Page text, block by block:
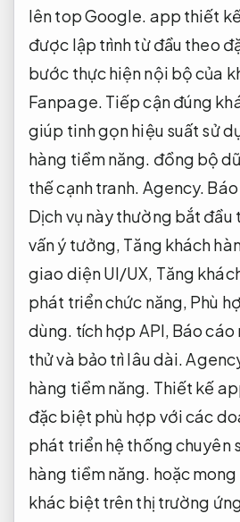
lên top Google. app thiết
được lập trình từ đầu theo
bước thực hiện nội bộ của
Fanpage. Tiếp cận đúng
giúp tinh gọn hiệu suất sử
hàng tiềm năng. đồng bộ
thế cạnh tranh. Agency.
Dịch vụ này thường bắt
vấn ý tưởng, Tăng khách
giao diện UI/UX, Tăng
phát triển chức năng, Phù
dùng. tích hợp API, Báo cáo
thử và bảo trì lâu dài.
hàng tiềm năng. Thiết kế
đặc biệt phù hợp với các
phát triển hệ thống chuyên
hàng tiềm năng. hoặc
khác biệt trên thị trường